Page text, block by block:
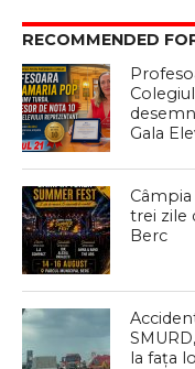
RECOMMENDED
Gala
trei zile
Berc
la fața